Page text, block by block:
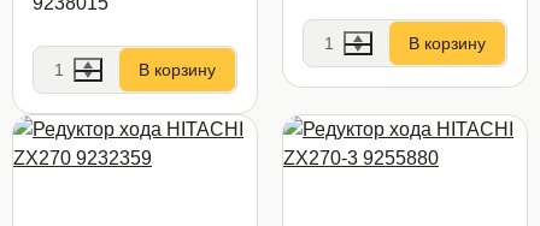
В корзину
В корзину